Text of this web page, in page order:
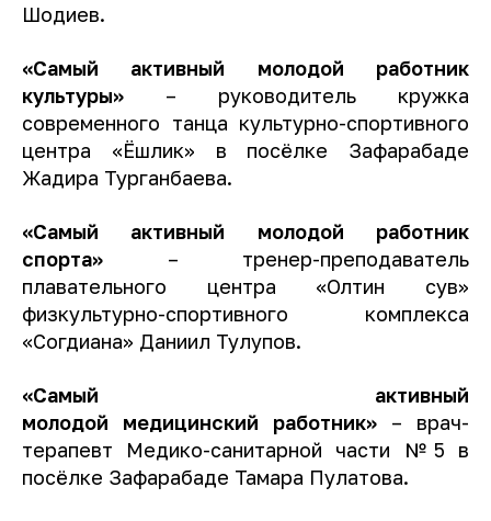
Шодиев.
«Самый активный молодой работник
культуры» – руководитель кружка
современного танца культурно-спортивного
центра «Ёшлик» в посёлке Зафарабаде
Жадира Турганбаева.
«Самый активный молодой работник
спорта» – тренер-преподаватель
плавательного центра «Олтин сув»
физкультурно-спортивного комплекса
«Согдиана» Даниил Тулупов.
«Самый активный
молодой медицинский работник» – врач-
терапевт Медико-санитарной части №5 в
посёлке Зафарабаде Тамара Пулатова.